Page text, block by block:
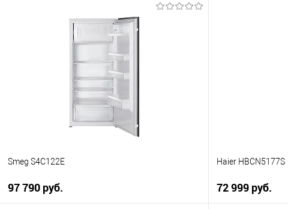
Купить в 1 клик
Smeg S4C122E
97 790 руб.
Haier HBCN5177S
72 999 руб.